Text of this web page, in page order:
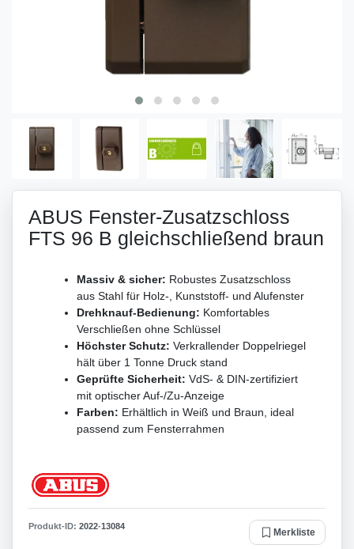
ABUS Fenster-Zusatzschloss
FTS 96 B gleichschließend braun
Massiv & sicher: Robustes Zusatzschloss
aus Stahl für Holz-, Kunststoff- und Alufenster
Drehknauf-Bedienung: Komfortables
Verschließen ohne Schlüssel
Höchster Schutz: Verkrallender Doppelriegel
hält über 1 Tonne Druck stand
Geprüfte Sicherheit: VdS- & DIN-zertifiziert
mit optischer Auf-/Zu-Anzeige
Farben: Erhältlich in Weiß und Braun, ideal
passend zum Fensterrahmen
Produkt-ID: 2022-13084
Merkliste